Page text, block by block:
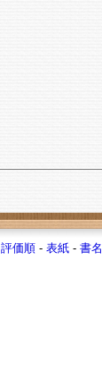
評価順 -表紙 -書名